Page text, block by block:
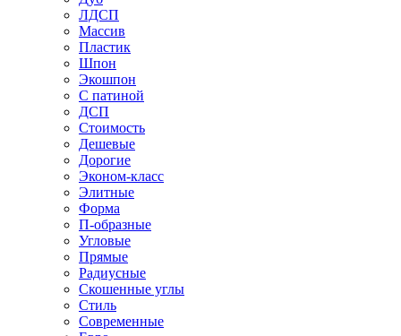
ЛДСП
Массив
Пластик
Шпон
Экошпон
С патиной
ДСП
Стоимость
Дешевые
Дорогие
Эконом-класс
Элитные
Форма
П-образные
Угловые
Прямые
Радиусные
Скошенные углы
Стиль
Современные